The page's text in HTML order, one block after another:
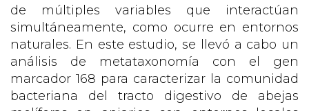
de múltiples variables que interactúan
simultáneamente, como ocurre en entornos
naturales. En este estudio, se llevó a cabo un
análisis de metataxonomía con el gen
marcador 168 para caracterizar la comunidad
bacteriana del tracto digestivo de abejas